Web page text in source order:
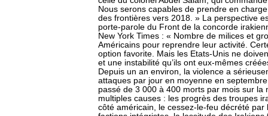
Nous serons capables de prendre en
des frontières vers 2018. » La perspective
porte-parole du Front de la concorde
New York Times : « Nombre de milices et
Américains pour reprendre leur activité.
option favorite. Mais les Etats-Unis ne
et une instabilité qu’ils ont eux-mêmes
Depuis un an environ, la violence a
attaques par jour en moyenne en
passé de 3 000 à 400 morts par mois sur
multiples causes : les progrès des troupes
côté américain, le cessez-le-feu décrété